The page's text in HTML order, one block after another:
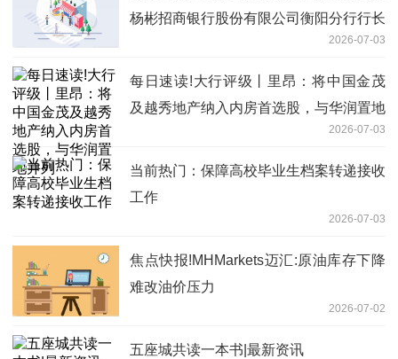
杨彬招商银行股份有限公司衡阳分行行长
2026-07-03
每日速读!大行评级丨里昂：将中国金茂
及越秀地产纳入内房首选股，与华润置地
2026-07-03
当前热门：保障高校毕业生档案转递接收
工作
2026-07-03
焦点快报!MHMarkets迈汇:原油库存下降
难改油价压力
2026-07-02
五座城共读一本书|最新资讯